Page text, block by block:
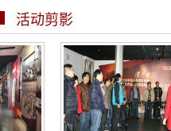
活动剪影